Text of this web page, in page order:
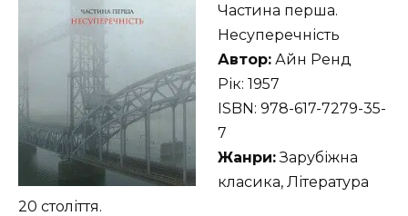
Частина перша.
Несуперечність
Автор: Айн Ренд
Рік: 1957
ISBN: 978-617-7279-35-
7
Жанри:Зарубіжна
класика, Література
20 століття.